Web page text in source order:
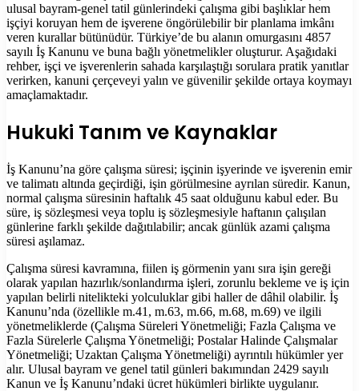
ulusal bayram-genel tatil günlerindeki çalışma gibi başlıklar hem
işçiyi koruyan hem de işverene öngörülebilir bir planlama imkânı
veren kurallar bütünüdür. Türkiye’de bu alanın omurgasını 4857
sayılı İş Kanunu ve buna bağlı yönetmelikler oluşturur. Aşağıdaki
rehber, işçi ve işverenlerin sahada karşılaştığı sorulara pratik yanıtlar
verirken, kanuni çerçeveyi yalın ve güvenilir şekilde ortaya koymayı
amaçlamaktadır.
Hukuki Tanım ve Kaynaklar
İş Kanunu’na göre çalışma süresi; işçinin işyerinde ve işverenin emir
ve talimatı altında geçirdiği, işin görülmesine ayrılan süredir. Kanun,
normal çalışma süresinin haftalık 45 saat olduğunu kabul eder. Bu
süre, iş sözleşmesi veya toplu iş sözleşmesiyle haftanın çalışılan
günlerine farklı şekilde dağıtılabilir; ancak günlük azami çalışma
süresi aşılamaz.
Çalışma süresi kavramına, fiilen iş görmenin yanı sıra işin gereği
olarak yapılan hazırlık/sonlandırma işleri, zorunlu bekleme ve iş için
yapılan belirli nitelikteki yolculuklar gibi haller de dâhil olabilir. İş
Kanunu’nda (özellikle m.41, m.63, m.66, m.68, m.69) ve ilgili
yönetmeliklerde (Çalışma Süreleri Yönetmeliği; Fazla Çalışma ve
Fazla Sürelerle Çalışma Yönetmeliği; Postalar Halinde Çalışmalar
Yönetmeliği; Uzaktan Çalışma Yönetmeliği) ayrıntılı hükümler yer
alır. Ulusal bayram ve genel tatil günleri bakımından 2429 sayılı
Kanun ve İş Kanunu’ndaki ücret hükümleri birlikte uygulanır.